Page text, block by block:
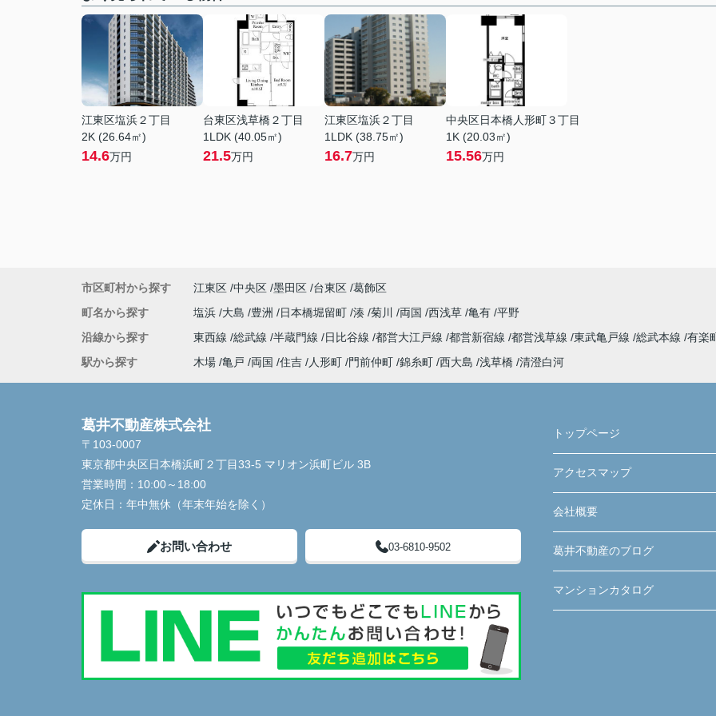
江東区塩浜２丁目
2K (26.64㎡)
14.6万円
台東区浅草橋２丁目
1LDK (40.05㎡)
21.5万円
江東区塩浜２丁目
1LDK (38.75㎡)
16.7万円
中央区日本橋人形町３丁目
1K (20.03㎡)
15.56万円
市区町村から探す 江東区 中央区 墨田区 台東区 葛飾区
町名から探す
塩浜 大島 豊洲 日本橋堀留町 湊 菊川 両国 西浅草 亀有 平野
沿線から探す
東西線 総武線 半蔵門線 日比谷線 都営大江戸線 都営新宿線 都営浅草線 東武亀戸線 総武本線 有楽
駅から探す
木場 亀戸 両国 住吉 人形町 門前仲町 錦糸町 西大島 浅草橋 清澄白河
葛井不動産株式会社
〒103-0007
東京都中央区日本橋浜町２丁目33-5 マリオン浜町ビル 3B
営業時間： 10:00～18:00
定休日： 年中無休（年末年始を除く）
お問い合わせ 03-6810-9502
トップページ
アクセスマップ
会社概要
葛井不動産のブログ
マンションカタログ